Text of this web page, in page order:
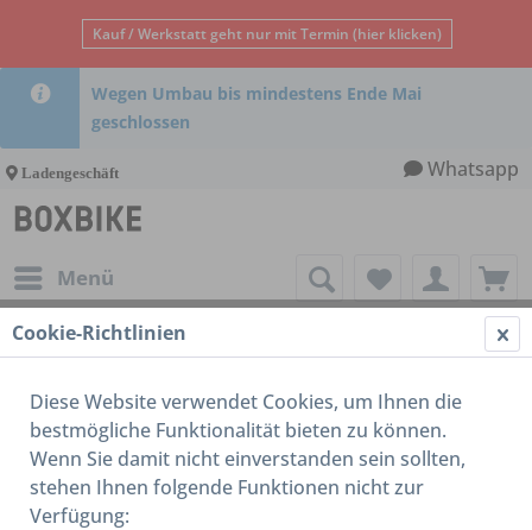
Kauf / Werkstatt geht nur mit Termin (hier klicken)
Wegen Umbau bis mindestens Ende Mai
geschlossen
Ladengeschäft Whatsapp
Menü
Cookie-Richtlinien
Diese Website verwendet Cookies, um Ihnen die
bestmögliche Funktionalität bieten zu können.
Wenn Sie damit nicht einverstanden sein sollten,
stehen Ihnen folgende Funktionen nicht zur
Verfügung: